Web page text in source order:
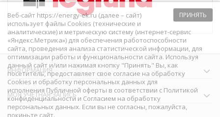
ИНФОРМАЦИЯ
МОЯ УЧЕТНАЯ ЗАПИСЬ
ПРИНЯТЬ
Веб-сайт https://energy-ek.ru (далее – сайт)
использует файлы Cookies (технические и
аналитические) и метрическую систему (интернет-сервис
«Яндекс.Метрика») для обеспечения работоспособности
сайта, проведения анализа статистической информации, для
оптимизации работы и функциональности сайта. Используя
данный сайт и/или нажимая кнопку "Принять" Вы, как
посетитель, предоставляет свое согласие на обработку
Сookies и обработку персональных данных для
исполнения Публичной оферты в соответствии с Политикой
конфиденциальности и Согласием на обработку
персональных данных. Если вы не согласны, пожалуйста,
покиньте сайт.